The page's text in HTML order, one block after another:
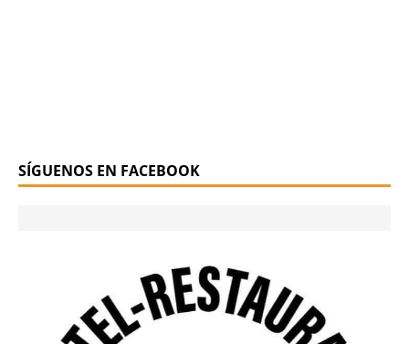
SÍGUENOS EN FACEBOOK